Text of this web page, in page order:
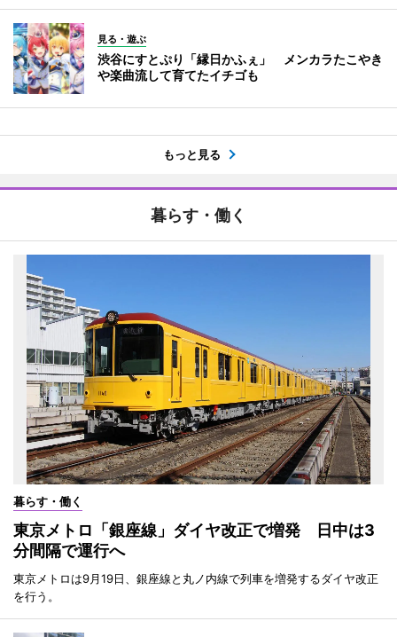
見る・遊ぶ
渋谷にすとぷり「縁日かふぇ」 メンカラたこやき
や楽曲流して育てたイチゴも
もっと見る
暮らす・働く
暮らす・働く
東京メトロ「銀座線」ダイヤ改正で増発 日中は3
分間隔で運行へ
東京メトロは9月19日、銀座線と丸ノ内線で列車を増発するダイヤ改正
を行う。